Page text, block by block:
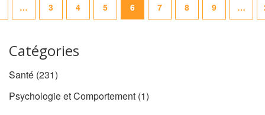
… 3 4 5 6 7 8 9 …
Catégories
Santé (231)
Psychologie et Comportement (1)